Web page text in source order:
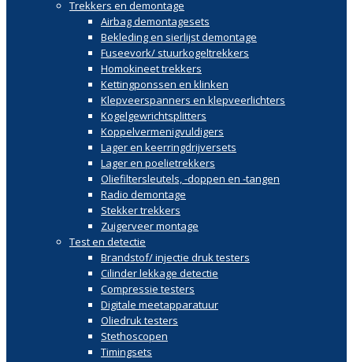
Trekkers en demontage
Airbag demontagesets
Bekleding en sierlijst demontage
Fuseevork/ stuurkogeltrekkers
Homokineet trekkers
Kettingponssen en klinken
Klepveerspanners en klepveerlichters
Kogelgewrichtsplitters
Koppelvermenigvuldigers
Lager en keerringdrijversets
Lager en poelietrekkers
Oliefiltersleutels, -doppen en -tangen
Radio demontage
Stekker trekkers
Zuigerveer montage
Test en detectie
Brandstof/ injectie druk testers
Cilinder lekkage detectie
Compressie testers
Digitale meetapparatuur
Oliedruk testers
Stethoscopen
Timingsets